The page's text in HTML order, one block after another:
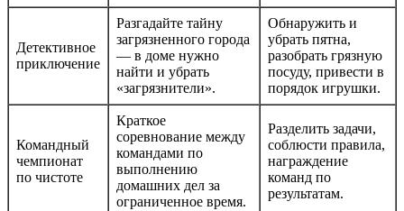
Детективное
приключение
Разгадайте тайну
загрязненного города
— в доме нужно
найти и убрать
«загрязнители».
Обнаружить и
убрать пятна,
разобрать грязную
посуду, привести в
порядок игрушки.
Командный
чемпионат
по чистоте
Краткое
соревнование между
командами по
выполнению
домашних дел за
ограниченное время.
Разделить задачи,
соблюсти правила,
награждение
команд по
результатам.